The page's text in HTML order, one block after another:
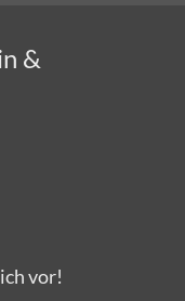
&
vor!